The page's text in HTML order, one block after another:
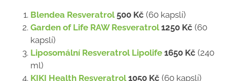
Blendea Resveratrol 500 Kč (60 kapslí)
Garden of Life RAW Resveratrol 1250 Kč (60
kapslí)
Liposomální Resveratrol Lipolife 1650 Kč (240
ml)
KIKI Health Resveratrol 1050 Kč (60 kapslí)